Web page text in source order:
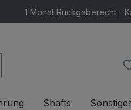
1 Monat Rückgaberecht -
Shafts